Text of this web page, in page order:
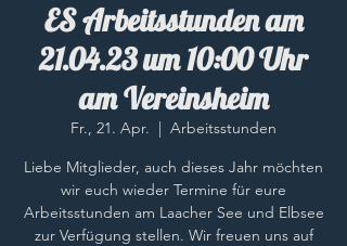
ES Arbeitsstunden am
21.04.23 um 10:00 Uhr
am Vereinsheim
Fr., 21. Apr.
  |
Arbeitsstunden
Liebe Mitglieder, auch dieses Jahr möchten
wir euch wieder Termine für eure
Arbeitsstunden am Laacher See und Elbsee
zur Verfügung stellen. Wir freuen uns auf